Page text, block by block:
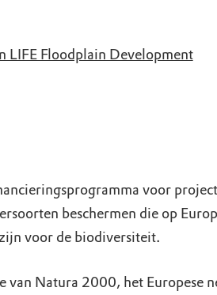
LIFE Floodplain Development
voor
beschermen die op
voor de biodiversiteit.
van Natura 2000, het Europese